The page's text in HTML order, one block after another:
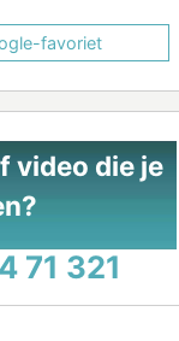
favoriet
video die je
71 321